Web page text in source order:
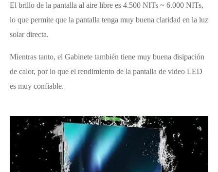
El brillo de la pantalla al aire libre es 4.500 NITs ~ 6.000 NITs,
lo que permite que la pantalla tenga muy buena claridad en la luz
solar directa.
Mientras tanto, el Gabinete también tiene muy buena disipación
de calor, por lo que el rendimiento de la pantalla de video LED
es muy confiable.